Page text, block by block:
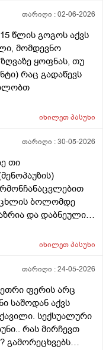
შეგრძნება
28-32 დღე
გავემგვაზრე
1 კვირის
ექიმთან. არის
განმეორებით
მქონდა ხოლმე28-
თარიღი :02-06-2026
წლის გოგოს აქვს
მომდევნო
ყოფნას, თუ
რაც გადაწევს
იხილეთპასუხი
თარიღი :30-05-2026
თი
ბოლომდე
და დაბნეული
(სიცოცხლის
უმცირებს და
(საშვილოსნო,
თუ
იხილეთპასუხი
თარიღი :24-05-2026
ფერის არც
საშოდან აქვს
სექსუალური
რას მირჩევთ
გამორეცხვებს